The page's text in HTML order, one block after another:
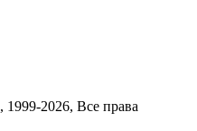
, 1999-2026, Все права